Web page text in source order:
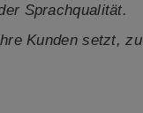
Sprachqualität.
Kunden setzt, zu